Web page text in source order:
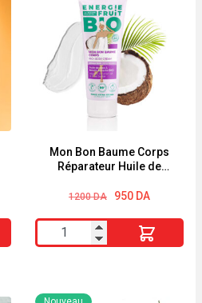
Mon Bon Baume Corps
Réparateur Huile de
200 ml Energie Fruit Bio
1200DA
Le
initial
1200 DA.
950 DA
Le
actuel
950 DA.
quantité
de
Bon